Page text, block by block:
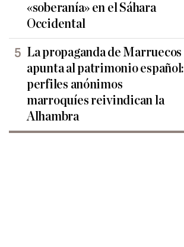
«soberanía» en el Sáhara
Occidental
La propaganda de Marruecos
apunta al patrimonio español:
perfiles anónimos
marroquíes reivindican la
Alhambra